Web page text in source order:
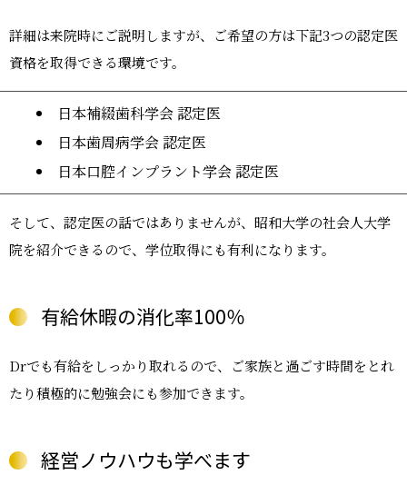
詳細は来院時にご説明しますが、ご希望の方は下記3つの認定医
資格を取得できる環境です。
日本補綴歯科学会 認定医
日本歯周病学会 認定医
日本口腔インプラント学会 認定医
そして、認定医の話ではありませんが、昭和大学の社会人大学
院を紹介できるので、学位取得にも有利になります。
有給休暇の消化率100％
Drでも有給をしっかり取れるので、ご家族と過ごす時間をとれ
たり積極的に勉強会にも参加できます。
経営ノウハウも学べます